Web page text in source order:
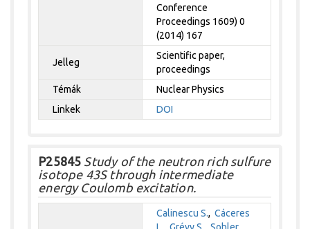
Conference
Proceedings 1609) 0
(2014) 167
Jelleg
Scientific paper,
proceedings
Témák
Nuclear Physics
Linkek
DOI
P25845 Study of the neutron rich sulfure
isotope 43S through intermediate
energy Coulomb excitation.
Calinescu S.,Cáceres
L.,Grévy S.,Sohler